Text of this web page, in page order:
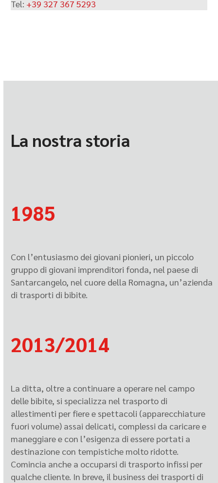
Tel: +39 327 367 5293
La nostra storia
1985
Con l’entusiasmo dei giovani pionieri, un piccolo
gruppo di giovani imprenditori fonda, nel paese di
Santarcangelo, nel cuore della Romagna, un’azienda
di trasporti di bibite.
2013/2014
La ditta, oltre a continuare a operare nel campo
delle bibite, si specializza nel trasporto di
allestimenti per fiere e spettacoli (apparecchiature
fuori volume) assai delicati, complessi da caricare e
maneggiare e con l’esigenza di essere portati a
destinazione con tempistiche molto ridotte.
Comincia anche a occuparsi di trasporto infissi per
qualche cliente. In breve, il business dei trasporti di